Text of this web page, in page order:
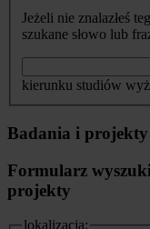
Jeżeli nie znalazłeś
szukane słowo lub
kierunku studiów
Badania i projekty
Formularz
projekty
lokalizacja: